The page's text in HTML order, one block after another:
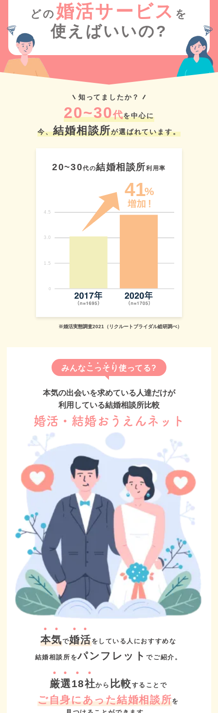
どの 婚活サービス を
使えばいいの?
知ってましたか？
20~30代を中心に
今、結婚相談所が選ばれています。
20~30代の結婚相談所利用率
※婚活実態調査2021（リクルートブライダル総研調べ）
みんなこ っそ り 使ってる?
本気の出会いを求めている人達だけが
利用している結婚相談所比較
婚活・結婚おうえんネット
本気で婚活をしている人におすすめな
結婚相談所をパンフレットでご紹介。
厳選18社から 比較することで
ご自身にあった結婚相談所を